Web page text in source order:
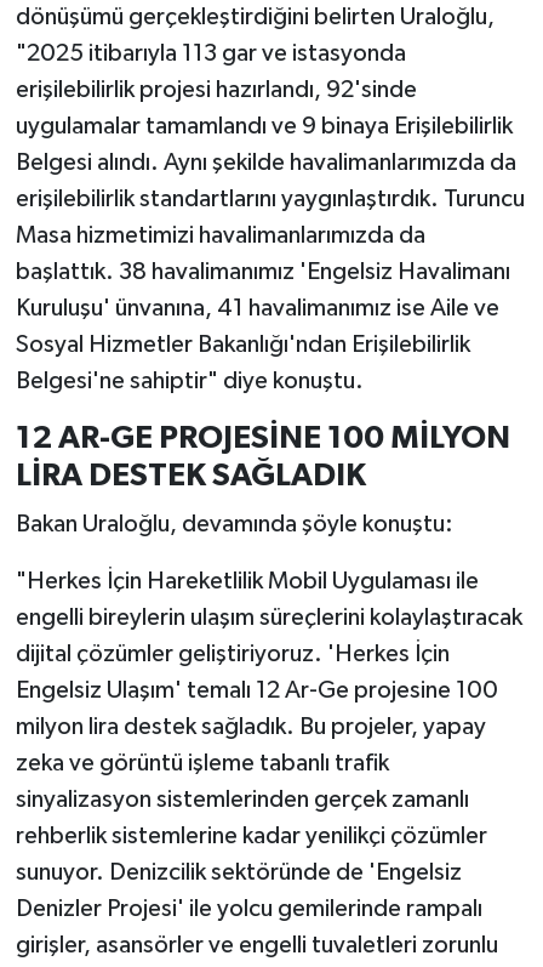
dönüşümü gerçekleştirdiğini belirten Uraloğlu,
"2025 itibarıyla 113 gar ve istasyonda
erişilebilirlik projesi hazırlandı, 92'sinde
uygulamalar tamamlandı ve 9 binaya Erişilebilirlik
Belgesi alındı. Aynı şekilde havalimanlarımızda da
erişilebilirlik standartlarını yaygınlaştırdık. Turuncu
Masa hizmetimizi havalimanlarımızda da
başlattık. 38 havalimanımız 'Engelsiz Havalimanı
Kuruluşu' ünvanına, 41 havalimanımız ise Aile ve
Sosyal Hizmetler Bakanlığı'ndan Erişilebilirlik
Belgesi'ne sahiptir" diye konuştu.
12 AR-GE PROJESİNE 100 MİLYON
LİRA DESTEK SAĞLADIK
Bakan Uraloğlu, devamında şöyle konuştu:
"Herkes İçin Hareketlilik Mobil Uygulaması ile
engelli bireylerin ulaşım süreçlerini kolaylaştıracak
dijital çözümler geliştiriyoruz. 'Herkes İçin
Engelsiz Ulaşım' temalı 12 Ar-Ge projesine 100
milyon lira destek sağladık. Bu projeler, yapay
zeka ve görüntü işleme tabanlı trafik
sinyalizasyon sistemlerinden gerçek zamanlı
rehberlik sistemlerine kadar yenilikçi çözümler
sunuyor. Denizcilik sektöründe de 'Engelsiz
Denizler Projesi' ile yolcu gemilerinde rampalı
girişler, asansörler ve engelli tuvaletleri zorunlu